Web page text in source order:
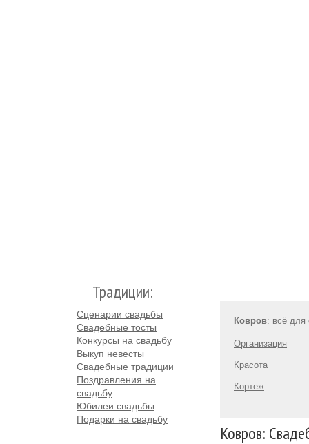
Традиции:
Сценарии свадьбы
Свадебные тосты
Конкурсы на свадьбу
Выкуп невесты
Свадебные традиции
Поздравления на
свадьбу
Юбилеи свадьбы
Подарки на свадьбу
Ковров: всё для
Организация
Красота
Кортеж
Ковров: